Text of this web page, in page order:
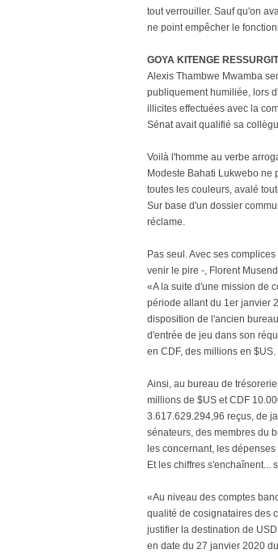
tout verrouiller. Sauf qu'on
ne point empêcher le
GOYA KITENGE
Alexis Thambwe Mwamba
publiquement humiliée, lors
illicites effectuées avec la
Sénat avait qualifié sa
Voilà l'homme au verbe
Modeste Bahati Lukwebo ne
toutes les couleurs, avalé
Sur base d'un dossier
réclame.
Pas seul. Avec ses
venir le pire -, Florent
«A la suite d'une mission de
période allant du 1er janvier
disposition de l'ancien
d'entrée de jeu dans son
en CDF, des millions en $US.
Ainsi, au bureau de
millions de $US et CDF
3.617.629.294,96 reçus, de
sénateurs, des membres du
les concernant, les
Et les chiffres s'enchaînent...
«Au niveau des comptes
qualité de cosignataires des
justifier la destination de
en date du 27 janvier 2020